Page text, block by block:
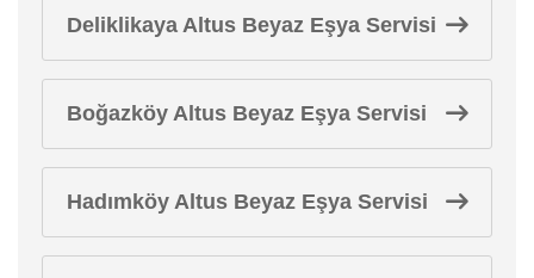
Deliklikaya Altus Beyaz Eşya Servisi
Boğazköy Altus Beyaz Eşya Servisi
Hadımköy Altus Beyaz Eşya Servisi